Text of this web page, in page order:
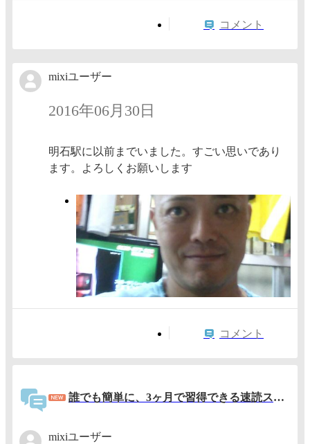
コメント
mixiユーザー
2016年06月30日
明石駅に以前までいました。すごい思いであり
ます。よろしくお願いします
コメント
誰でも簡単に、3ヶ月で習得できる速読スクール
mixiユーザー